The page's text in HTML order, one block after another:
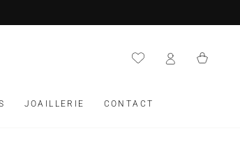
JOAILLERIE CONTACT
Panier